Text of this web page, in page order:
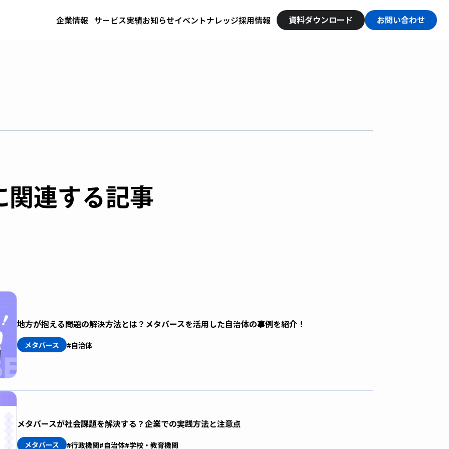
企業情報 サービス実績お知らせイベントナレッジ採用情報 資料ダウンロード お問い合わせ
関連する記事
地方が抱える問題の解決方法とは？メタバースを活用した自治体の事例を紹介！
メタバース #自治体
メタバースが社会課題を解決する？企業での実践方法と注意点
メタバース #行政機関#自治体#学校・教育機関